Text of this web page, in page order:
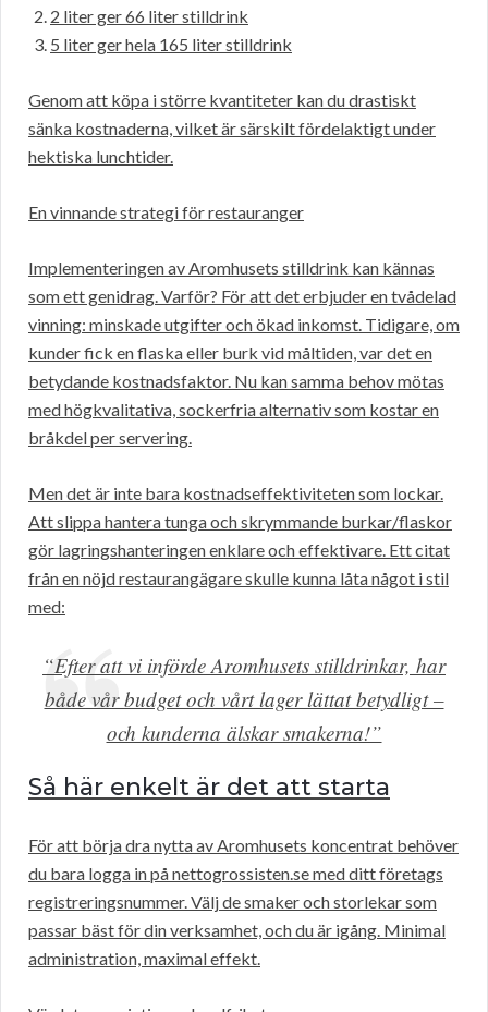
2 liter ger 66 liter stilldrink
5 liter ger hela 165 liter stilldrink
Genom att köpa i större kvantiteter kan du drastiskt
sänka kostnaderna, vilket är särskilt fördelaktigt under
hektiska lunchtider.
En vinnande strategi för restauranger
Implementeringen av Aromhusets stilldrink kan kännas
som ett genidrag. Varför? För att det erbjuder en tvådelad
vinning: minskade utgifter och ökad inkomst. Tidigare, om
kunder fick en flaska eller burk vid måltiden, var det en
betydande kostnadsfaktor. Nu kan samma behov mötas
med högkvalitativa, sockerfria alternativ som kostar en
bråkdel per servering.
Men det är inte bara kostnadseffektiviteten som lockar.
Att slippa hantera tunga och skrymmande burkar/flaskor
gör lagringshanteringen enklare och effektivare. Ett citat
från en nöjd restaurangägare skulle kunna låta något i stil
med:
“Efter att vi införde Aromhusets stilldrinkar, har
både vår budget och vårt lager lättat betydligt –
och kunderna älskar smakerna!”
Så här enkelt är det att starta
För att börja dra nytta av Aromhusets koncentrat behöver
du bara logga in på nettogrossisten.se med ditt företags
registreringsnummer. Välj de smaker och storlekar som
passar bäst för din verksamhet, och du är igång. Minimal
administration, maximal effekt.